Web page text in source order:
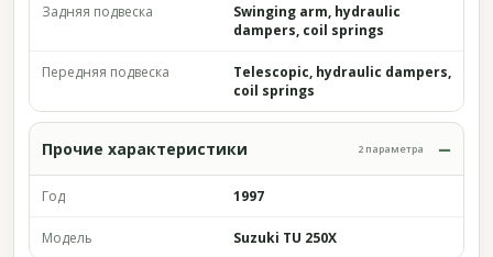
Задняя подвеска
Swinging arm, hydraulic
dampers, coil springs
Передняя подвеска
Telescopic, hydraulic dampers,
coil springs
Прочие характеристики 2 параметра
Год 1997
Модель Suzuki TU 250X